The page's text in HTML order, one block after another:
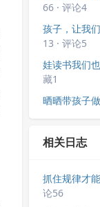
66 · 评论4
孩子，让我
13 · 评论5
娃读书我们
藏1
晒晒带孩子
相关日志
抓住规律才
论56